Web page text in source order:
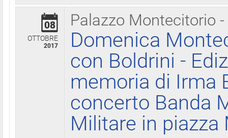
Palazzo Montecitorio
08
OTTOBRE
2017
Domenica
con Boldrini -
memoria di Irma
concerto Banda
Militare in